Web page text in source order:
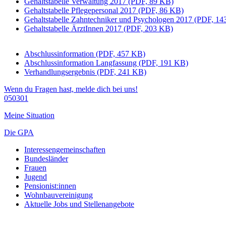
Gehaltstabelle Pflegepersonal 2017 (PDF, 86 KB)
Gehaltstabelle Zahntechniker und Psychologen 2017 (PDF,
Gehaltstabelle ÄrztInnen 2017 (PDF, 203 KB)
Abschlussinformation (PDF, 457 KB)
Abschlussinformation Langfassung (PDF, 191 KB)
Verhandlungsergebnis (PDF, 241 KB)
Wenn du Fragen hast, melde dich bei uns!
050301
Meine Situation
Die GPA
Interessengemeinschaften
Bundesländer
Frauen
Jugend
Pensionist:innen
Wohnbauvereinigung
Aktuelle Jobs und Stellenangebote